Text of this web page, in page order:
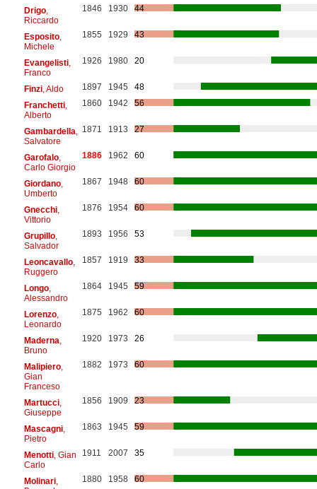
Drigo,
Riccardo
1846 1930 44
Esposito,
Michele
1855 1929 43
Evangelisti,
Franco
1926 1980 20
Finzi, Aldo 1897 1945
48
Franchetti,
Alberto
1860 1942 56
Gambardella
Salvatore
1871 1913 27
Garofalo,
Carlo Giorgio
1886 1962 60
Giordano,
Umberto
1867 1948 60
Gnecchi,
Vittorio
1876 1954 60
Grupillo,
Salvador
1893 1956 53
Leoncavallo,
Ruggero
1857 1919 33
Longo,
Alessandro
1864 1945 59
Lorenzo,
Leonardo
1875 1962 60
Maderna
Bruno
1920 1973 26
Malipiero,
Gian
Franceso
1882 1973 60
Martucci,
Giuseppe
1856 1909 23
Mascagni,
Pietro
1863 1945 59
Menotti, Gian
Carlo
1911 2007 35
Molinari,
1880 1958 60